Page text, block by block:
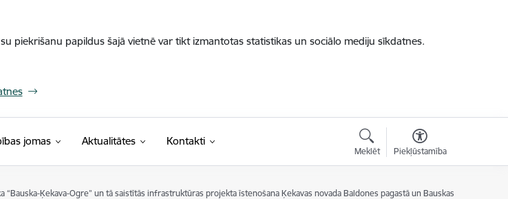
piekrišanu papildus šajā vietnē var tikt izmantotas statistikas un sociālo mediju sīkdatnes.
jomas Aktualitātes Kontakti
Meklēt Piekļūstamība
Ķekava-Ogre” un tā saistītās infrastruktūras projekta īstenošana Ķekavas novada Baldones pagastā un Bauskas novada